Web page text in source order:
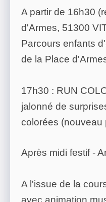
A partir de 16h30
d'Armes, 51300
Parcours enfants
de la Place
17h30 : RUN
jalonné de
colorées (nouveau
Après midi festif -
A l'issue de la